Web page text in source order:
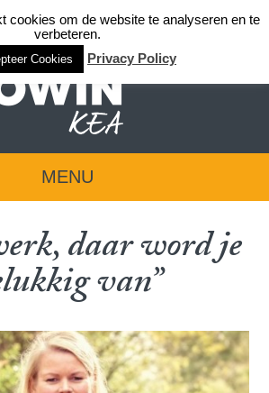
Login team KEA
MENU
daar word je
van”
cookies om de website te analyseren en te
verbeteren.
Cookies Privacy Policy